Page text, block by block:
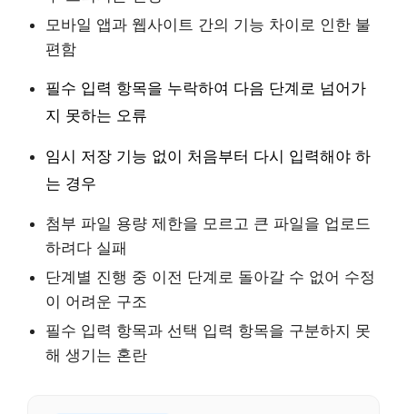
모바일 앱과 웹사이트 간의 기능 차이로 인한 불
편함
필수 입력 항목을 누락하여 다음 단계로 넘어가
지 못하는 오류
임시 저장 기능 없이 처음부터 다시 입력해야 하
는 경우
첨부 파일 용량 제한을 모르고 큰 파일을 업로드
하려다 실패
단계별 진행 중 이전 단계로 돌아갈 수 없어 수정
이 어려운 구조
필수 입력 항목과 선택 입력 항목을 구분하지 못
해 생기는 혼란